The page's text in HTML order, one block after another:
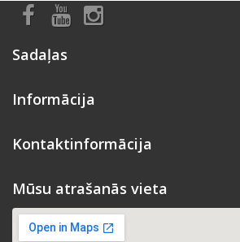
Sadaļas
Informācija
Kontaktinformācija
Mūsu atrašanās vieta